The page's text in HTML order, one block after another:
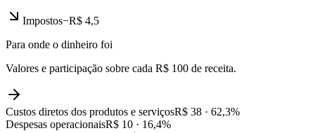
Impostos−R$ 4,5
Para onde o dinheiro foi
Valores e participação sobre cada R$ 100 de receita.
Custos diretos dos produtos e serviçosR$ 38 · 62,3%
Despesas operacionaisR$ 10 · 16,4%